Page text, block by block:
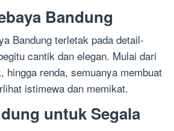
Bandung
Bandung terletak pada detail-
cantik dan elegan. Mulai dari
hingga renda, semuanya membuat
istimewa dan memikat.
untuk Segala